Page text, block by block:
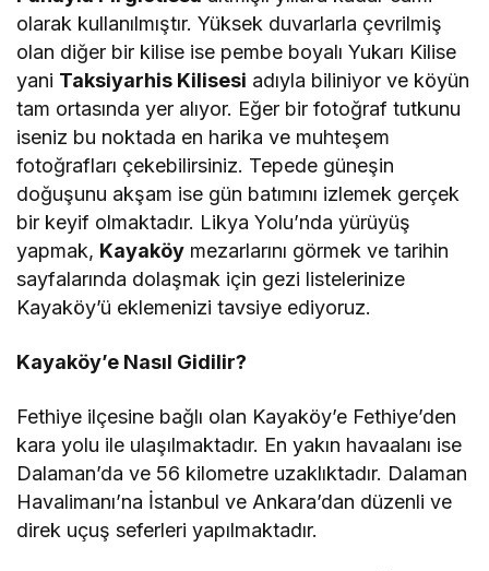
olarak kullanılmıştır. Yüksek duvarlarla çevrilmiş
olan diğer bir kilise ise pembe boyalı Yukarı Kilise
yani Taksiyarhis Kilisesi adıyla biliniyor ve köyün
tam ortasında yer alıyor. Eğer bir fotoğraf tutkunu
iseniz bu noktada en harika ve muhteşem
fotoğrafları çekebilirsiniz. Tepede güneşin
doğuşunu akşam ise gün batımını izlemek gerçek
bir keyif olmaktadır. Likya Yolu’nda yürüyüş
yapmak, Kayaköy mezarlarını görmek ve tarihin
sayfalarında dolaşmak için gezi listelerinize
Kayaköy’ü eklemenizi tavsiye ediyoruz.
Kayaköy’e Nasıl Gidilir?
Fethiye ilçesine bağlı olan Kayaköy’e Fethiye’den
kara yolu ile ulaşılmaktadır. En yakın havaalanı ise
Dalaman’da ve 56 kilometre uzaklıktadır. Dalaman
Havalimanı’na İstanbul ve Ankara’dan düzenli ve
direk uçuş seferleri yapılmaktadır.